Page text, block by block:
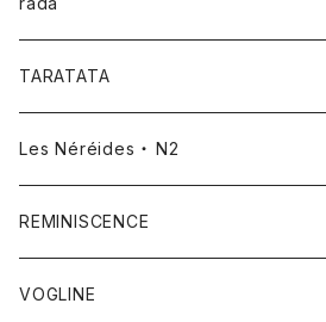
TARATATA
Les Néréides ・ N2
REMINISCENCE
VOGLINE